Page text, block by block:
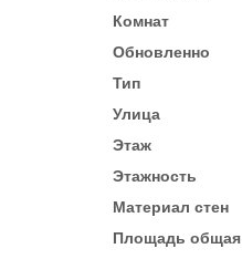
Комнат
Обновленно
Тип
Улица
Этаж
Этажность
Материал стен
Площадь общая